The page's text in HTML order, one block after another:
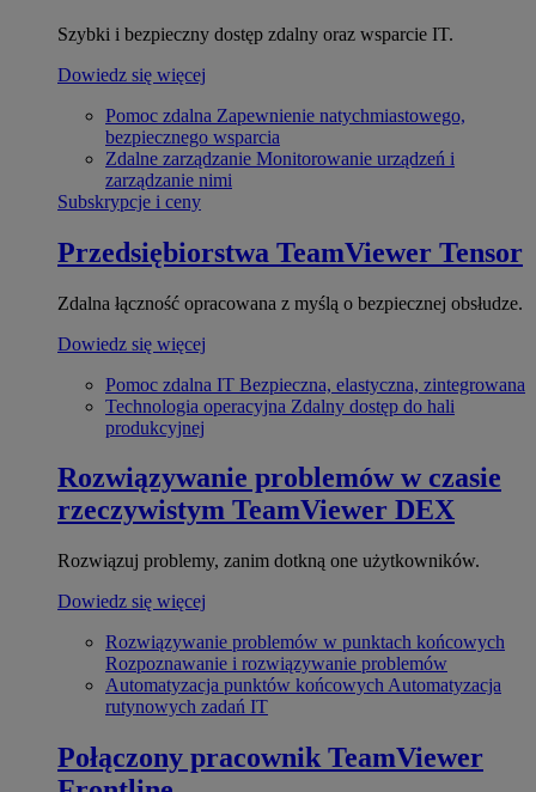
Szybki i bezpieczny dostęp zdalny oraz wsparcie IT.
Dowiedz się więcej
Pomoc zdalna Zapewnienie natychmiastowego,
bezpiecznego wsparcia
Zdalne zarządzanie Monitorowanie urządzeń i
zarządzanie nimi
Subskrypcje i ceny
Przedsiębiorstwa TeamViewer Tensor
Zdalna łączność opracowana z myślą o bezpiecznej obsłudze.
Dowiedz się więcej
Pomoc zdalna IT Bezpieczna, elastyczna, zintegrowana
Technologia operacyjna Zdalny dostęp do hali
produkcyjnej
Rozwiązywanie problemów w czasie
rzeczywistym TeamViewer DEX
Rozwiązuj problemy, zanim dotkną one użytkowników.
Dowiedz się więcej
Rozwiązywanie problemów w punktach końcowych
Rozpoznawanie i rozwiązywanie problemów
Automatyzacja punktów końcowych Automatyzacja
rutynowych zadań IT
Połączony pracownik TeamViewer